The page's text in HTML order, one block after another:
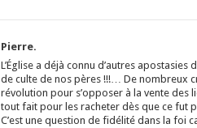
Pierre.
L’Église a déjà connu d’autres
de culte de nos pères !!!… De nombreux
révolution pour s’opposer à la vente des
tout fait pour les racheter dès que ce fut
C’est une question de fidélité dans la foi